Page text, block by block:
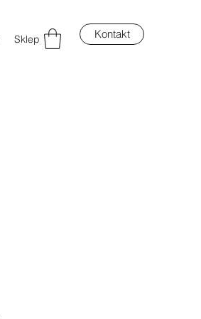
Sklep Kontakt